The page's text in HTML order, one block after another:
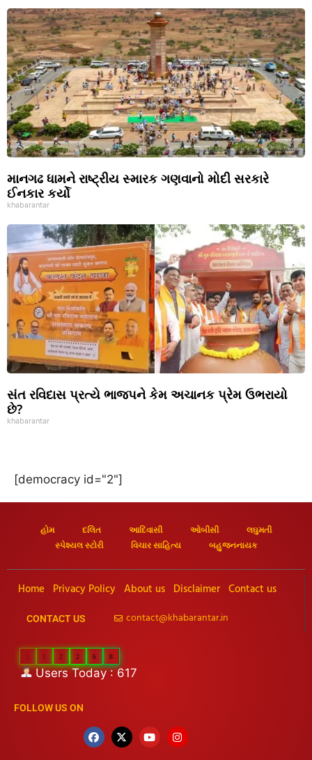
માનગઢ ધામને રાષ્ટ્રીય સ્મારક ગણવાનો મોદી સરકારે
ઈનકાર કર્યો
khabarantar
સંત રવિદાસ પ્રત્યે ભાજપને કેમ અચાનક પ્રેમ ઉભરાયો
છે?
khabarantar
[democracy id="2"]
હોમ દલિત આદિવાસી ઓબીસી
લઘુમતી
સ્પેશ્યલ સ્ટોરી
વિચાર સાહિત્ય બહુજનનાયક
Home Privacy Policy About us Disclaimer Contact us
CONTACT US contact@khabarantar.in
1 2 2 6 8
Users Today : 617
FOLLOW US ON